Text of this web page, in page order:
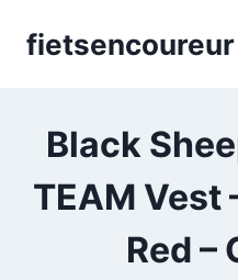
Black
TEAM Vest
Red –